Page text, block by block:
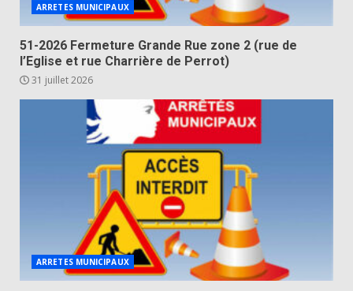
ARRETES MUNICIPAUX
51-2026 Fermeture Grande Rue zone 2 (rue de
l’Eglise et rue Charrière de Perrot)
31 juillet 2026
ARRETES MUNICIPAUX